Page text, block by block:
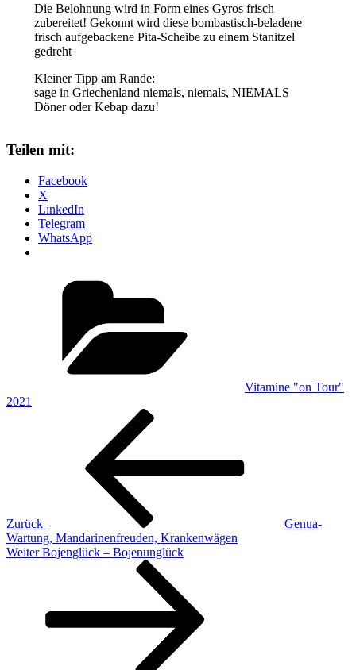
Die Belohnung wird in Form eines Gyros frisch
zubereitet! Gekonnt wird diese bombastisch-beladene
frisch aufgebackene Pita-Scheibe zu einem Stanitzel
gedreht
Kleiner Tipp am Rande:
sage in Griechenland niemals, niemals, NIEMALS
Döner oder Kebap dazu!
Teilen mit:
Facebook
X
LinkedIn
Telegram
WhatsApp
Vitamine "on Tour"
2021
Beitragsnavigation
Zurück
Genua-
Wartung, Mandarinenfreuden, Krankenwägen
Nächster
Weiter Bojenglück – Bojenunglück